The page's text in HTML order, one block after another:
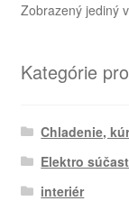
Zobrazený jediný
Kategórie
Chladenie,
Elektro
interiér